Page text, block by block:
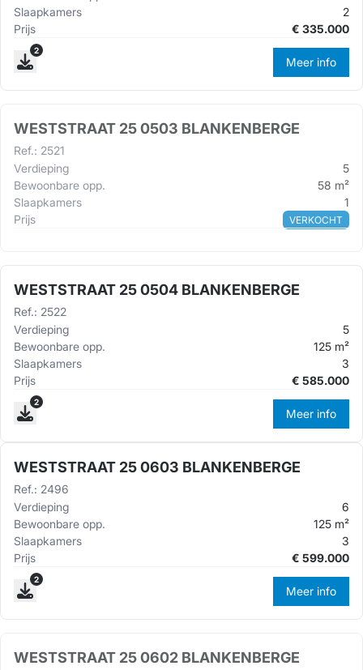
Slaapkamers
2
Prijs
€ 335.000
2
Meer info
WESTSTRAAT 25 0503 BLANKENBERGE
Ref.: 2521
Verdieping
5
Bewoonbare opp.
58 m²
Slaapkamers
1
Prijs
VERKOCHT
WESTSTRAAT 25 0504 BLANKENBERGE
Ref.: 2522
Verdieping
5
Bewoonbare opp.
125 m²
Slaapkamers
3
Prijs
€ 585.000
2
Meer info
WESTSTRAAT 25 0603 BLANKENBERGE
Ref.: 2496
Verdieping
6
Bewoonbare opp.
125 m²
Slaapkamers
3
Prijs
€ 599.000
2
Meer info
WESTSTRAAT 25 0602 BLANKENBERGE